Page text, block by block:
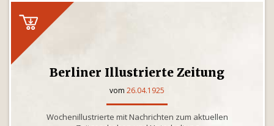
Berliner Illustrierte Zeitung
vom 26.04.1925
Wochenillustrierte mit Nachrichten zum aktuellen